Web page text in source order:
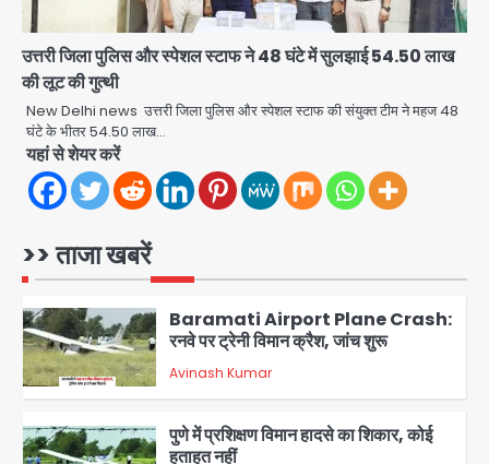
उत्तरी जिला पुलिस और स्पेशल स्टाफ ने 48 घंटे में सुलझाई 54.50 लाख
की लूट की गुत्थी
New Delhi news उत्तरी जिला पुलिस और स्पेशल स्टाफ की संयुक्त टीम ने महज 48
घंटे के भीतर 54.50 लाख…
यहां से शेयर करें
>> ताजा खबरें
5
Taylor Swift: ट्रंप कैंपेन-व्हाइट हाउस
पोस्ट से हटाए गए गाने, जानें पूरा विवाद
Avinash Kumar
DGCA जांच जारी
Avinash Kumar
2
3
पुणे में प्रशिक्षण विमान हादसे का शिकार, कोई
हताहत नहीं